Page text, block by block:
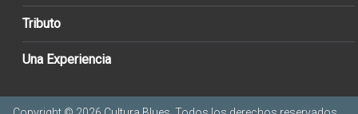
Tributo
Una Experiencia